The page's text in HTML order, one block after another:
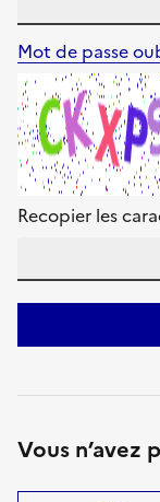
Mot de passe
Recopier les
Vous n’avez